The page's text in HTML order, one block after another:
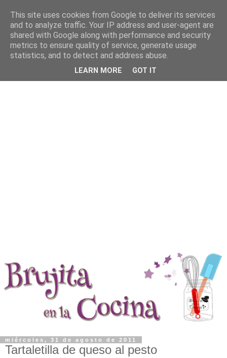
miércoles, 31 de agosto de 2011
Tartaletilla de queso al pesto
This site uses cookies from Google to deliver its services
and to analyze traffic. Your IP address and user-agent are
shared with Google along with performance and security
metrics to ensure quality of service, generate usage
statistics, and to detect and address abuse.
LEARN MORE GOT IT